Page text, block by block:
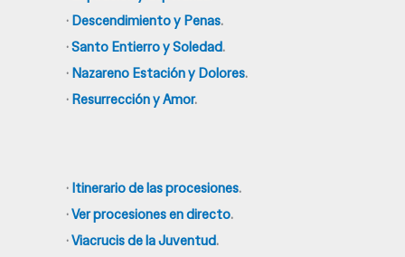
· Descendimiento y Penas.
·Santo Entierro y Soledad.
· Nazareno Estación y Dolores.
· Resurrección y Amor.
· Itinerario de las procesiones.
·Ver procesiones en directo.
·Viacrucis de la Juventud.